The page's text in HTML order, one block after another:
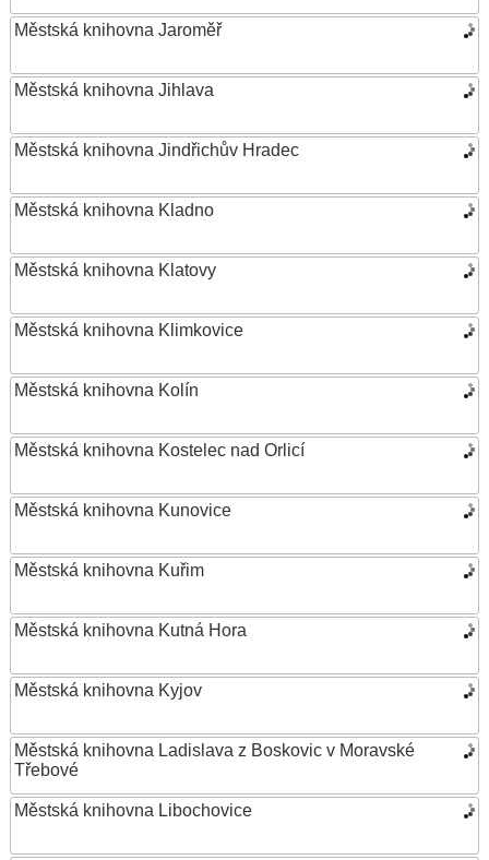
Městská knihovna Jaroměř
Městská knihovna Jihlava
Městská knihovna Jindřichův Hradec
Městská knihovna Kladno
Městská knihovna Klatovy
Městská knihovna Klimkovice
Městská knihovna Kolín
Městská knihovna Kostelec nad Orlicí
Městská knihovna Kunovice
Městská knihovna Kuřim
Městská knihovna Kutná Hora
Městská knihovna Kyjov
Městská knihovna Ladislava z Boskovic v Moravské
Třebové
Městská knihovna Libochovice